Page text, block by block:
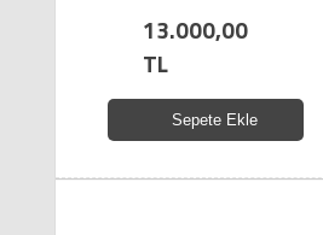
13.000,00
TL
Sepete Ekle